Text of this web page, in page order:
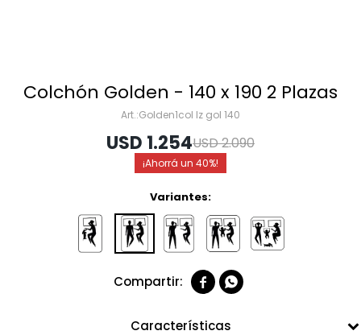
Colchón Golden - 140 x 190 2 Plazas
Golden1col lz gol 140
USD 1.254USD2.090
40
Variantes:
 
Características